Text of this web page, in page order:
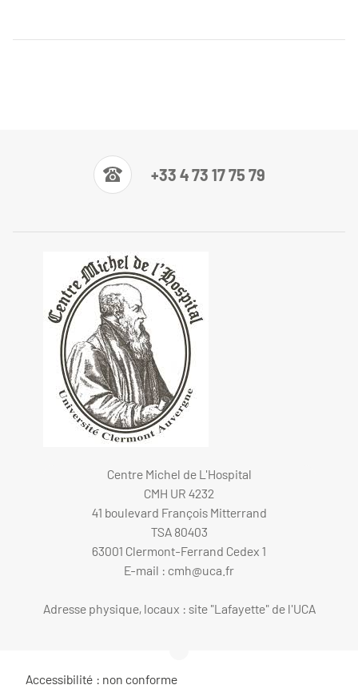
+33 4 73 17 75 79
Centre Michel de L'Hospital
CMH UR 4232
41 boulevard François Mitterrand
TSA 80403
63001 Clermont-Ferrand Cedex 1
E-mail : cmh@uca.fr
Adresse physique, locaux : site "Lafayette" de l'UCA
Accessibilité : non conforme